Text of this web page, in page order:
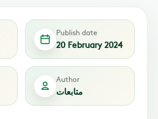
Publish date
20 February 2024
Author
متابعات